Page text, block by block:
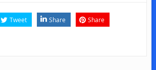
Tweet Share Share